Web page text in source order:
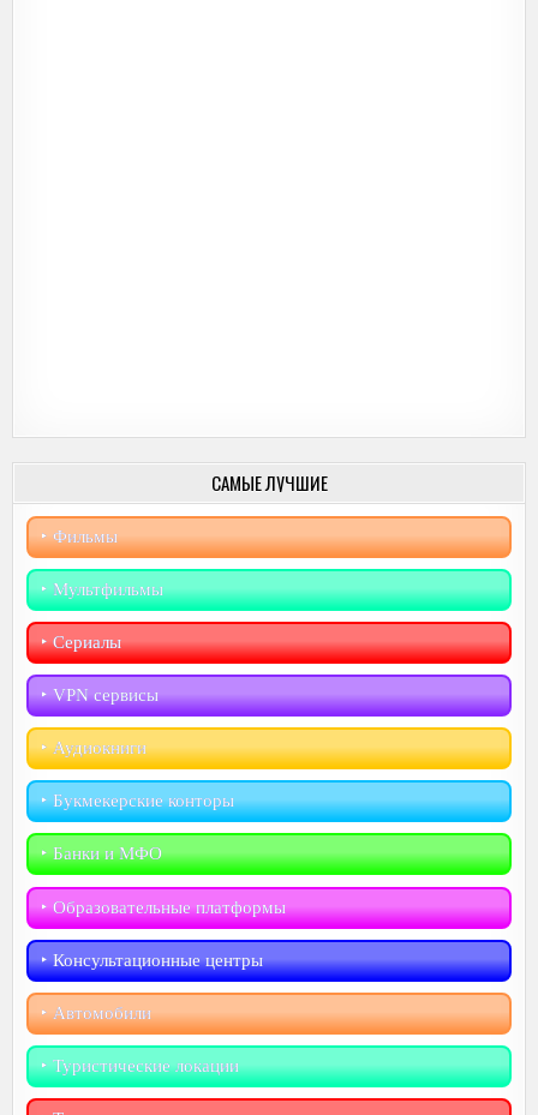
САМЫЕ ЛУЧШИЕ
‣︎ Фильмы
‣︎ Мультфильмы
‣︎ Сериалы
‣︎ VPN сервисы
‣︎ Аудиокниги
‣︎ Букмекерские конторы
‣︎ Банки и МФО
‣︎ Образовательные платформы
‣︎ Консультационные центры
‣︎ Автомобили
‣︎ Туристические локации